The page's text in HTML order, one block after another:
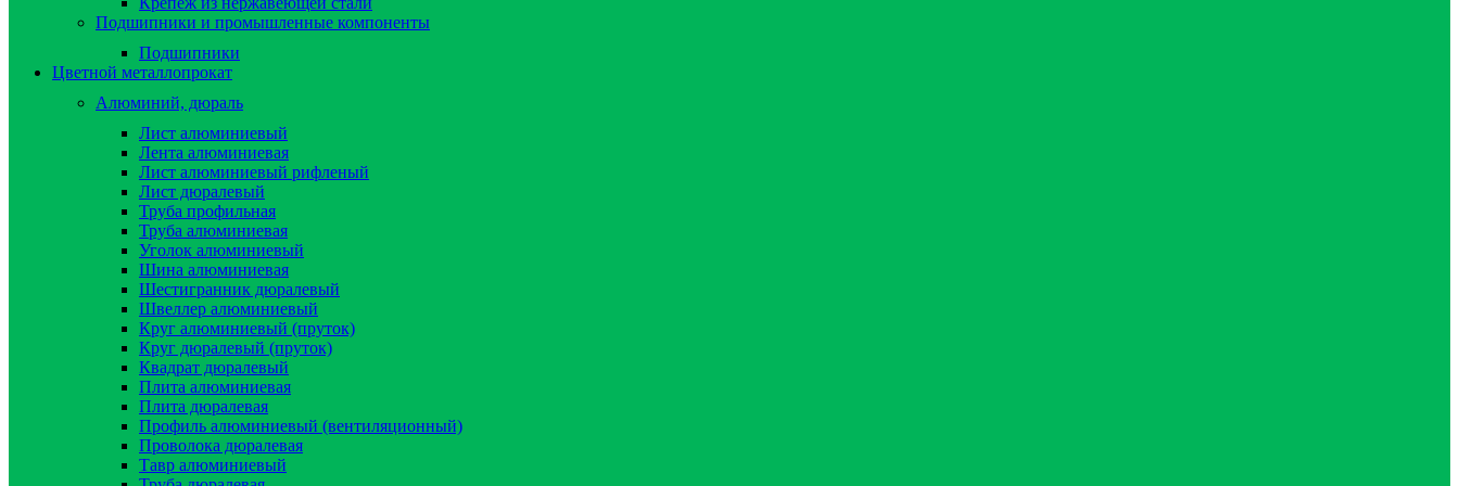
Подшипники и промышленные компоненты
Подшипники
Цветной металлопрокат
Алюминий, дюраль
Лист алюминиевый
Лента алюминиевая
Лист алюминиевый рифленый
Лист дюралевый
Труба профильная
Труба алюминиевая
Уголок алюминиевый
Шина алюминиевая
Шестигранник дюралевый
Швеллер алюминиевый
Круг алюминиевый (пруток)
Круг дюралевый (пруток)
Квадрат дюралевый
Плита алюминиевая
Плита дюралевая
Профиль алюминиевый (вентиляционный)
Проволока дюралевая
Тавр алюминиевый